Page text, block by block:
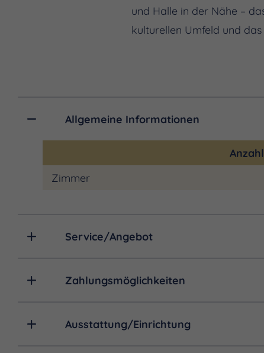
und Halle in der Nähe –
kulturellen Umfeld und
Allgemeine Informationen
Zimmer
Service/Angebot
Zahlungsmöglichkeiten
Ausstattung/Einrichtung